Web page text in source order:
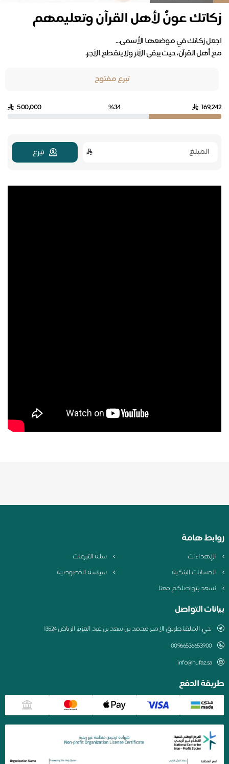
زكاتك عونٌ لأهل القرآن وتعليمهم
مع أهل القرآن، حيث يبقى الأثر ولا ينقطع الأجر.
تبرع مفتوح
169,242
%34
500,000
تبرع
روابط هامة
الإهداءات
سلة التبرعات
الحسابات البنكية
سياسة الخصوصية
نسعد بتواصلكم معنا
بيانات التواصل
حي، الملقا، طريق الامير محمد بن سعد بن عبد العزيز، الرياض 13524
00966536653900
info@hufaz.sa
طريقة الدفع